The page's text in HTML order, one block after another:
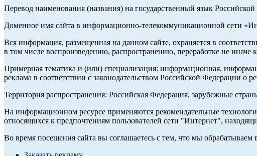
Перевод наименования (названия) на государственный язык
Доменное имя сайта в информационно-телекоммуникационной сети
Вся информация, размещенная на данном сайте, охраняется в
в том числе воспроизведению, распространению, переработке не иначе
Примерная тематика и (или) специализация: информационная,
реклама в соответствии с законодательством Российской Федерации о
Территория распространения: Российская Федерация, зарубежные
На информационном ресурсе применяются рекомендательные
относящихся к предпочтениям пользователей сети "Интернет",
Во время посещения сайта вы соглашаетесь с тем, что мы